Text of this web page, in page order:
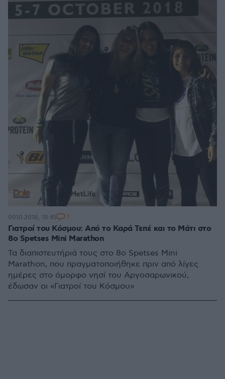
Γιατροί του Κόσμου: Από το Καρά Τεπέ και το Μάτι στο
8ο Spetses Mini Marathon
Τα διαπιστευτήριά τους στο 8ο Spetses Mini
Marathon, που πραγματοποιήθηκε πριν από λίγες
ημέρες στο όμορφο νησί του Αργοσαρωνικού,
έδωσαν οι «Γιατροί του Κόσμου»
09.10.2018, 18:45 1